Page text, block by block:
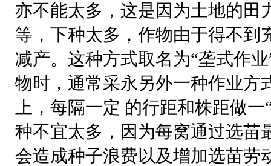
亦不能太多，这是因为土地的田
等，下种太多，作物由于得不到
减产。这种方式取名为“垄式作
物时，通常采永另外一种作业
上，每隔一定 的行距和株距做
种不宜太多，因为每窝通过选苗
会造成种子浪费以及增加选苗劳